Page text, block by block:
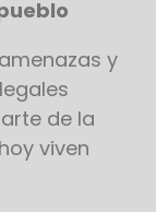
y
de la
viven